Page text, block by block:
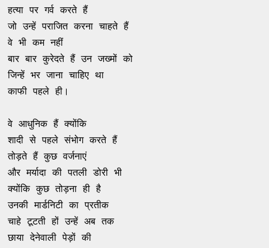
हत्या पर गर्व करते हैं
जो उन्हें पराजित करना चाहते हैं
वे भी कम नहीं
बार बार कुरेदते हैं उन जख्मों को
जिन्हें भर जाना चाहिए था
काफी पहले ही।
वे आधुनिक हैं क्योंकि
शादी से पहले संभोग करते हैं
तोड़ते हैं कुछ वर्जनाएं
और मर्यादा की पतली डोरी भी
क्योंकि कुछ तोड़ना ही है
उनकी मार्डनिटी का प्रतीक
चाहे टूटती हों उन्हें अब तक
छाया देनेवाली पेड़ों की